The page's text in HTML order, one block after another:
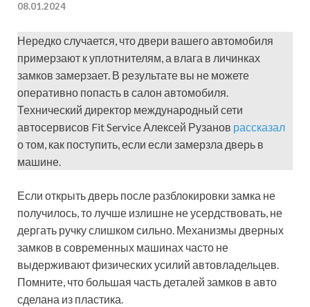
08.01.2024
Нередко случается, что двери вашего автомобиля
примерзают к уплотнителям, а влага в личинках
замков замерзает. В результате вы не можете
оперативно попасть в салон автомобиля.
Технический директор международный сети
автосервисов Fit Service Алексей Рузанов рассказал
о том, как поступить, если если замерзла дверь в
машине.
Если открыть дверь после разблокировки замка не
получилось, то лучше излишне не усердствовать, не
дергать ручку слишком сильно. Механизмы дверных
замков в современных машинах часто не
выдерживают физических усилий автовладельцев.
Помните, что большая часть деталей замков в авто
сделана из пластика.